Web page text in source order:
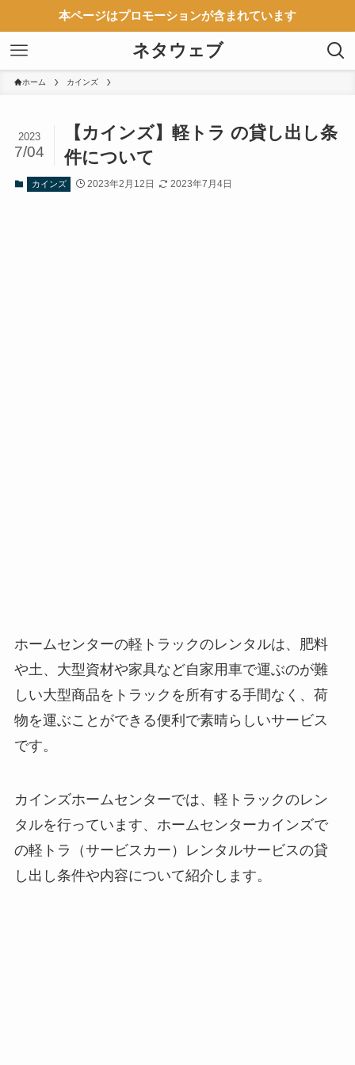
本ページはプロモーションが含まれています
ネタウェブ
ホーム カインズ
【カインズ】軽トラ の貸し出し条
件について
2023
7/04
カインズ 2023年2月12日 2023年7月4日
ホームセンターの軽トラックのレンタルは、肥料
や土、大型資材や家具など自家用車で運ぶのが難
しい大型商品をトラックを所有する手間なく、荷
物を運ぶことができる便利で素晴らしいサービス
です。
カインズホームセンターでは、軽トラックのレン
タルを行っています、ホームセンターカインズで
の軽トラ（サービスカー）レンタルサービスの貸
し出し条件や内容について紹介します。